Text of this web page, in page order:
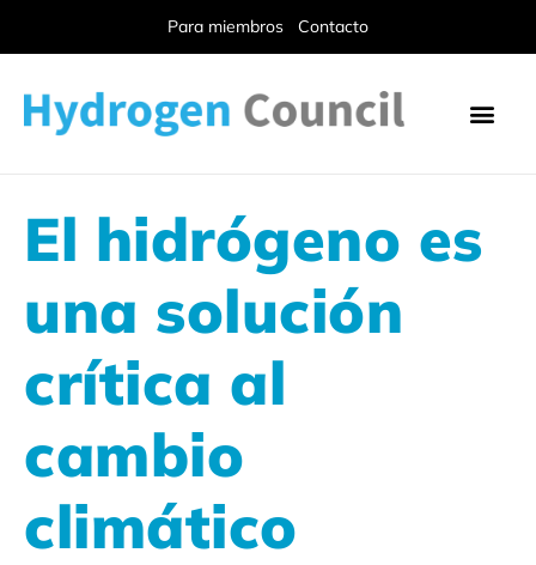
Para miembros Contacto
El hidrógeno es
una solución
crítica al
cambio
climático